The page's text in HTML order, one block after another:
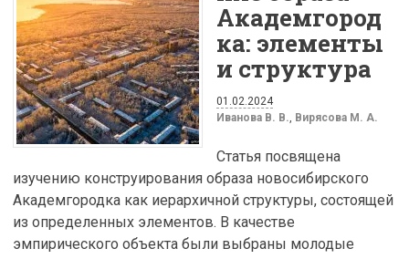
Академгород
ка: элементы
и структура
01.02.2024
Иванова В. В., Вирясова М. А.
Статья посвящена
изучению конструирования образа новосибирского
Академгородка как иерархичной структуры, состоящей
из определенных элементов. В качестве
эмпирического объекта были выбраны молодые